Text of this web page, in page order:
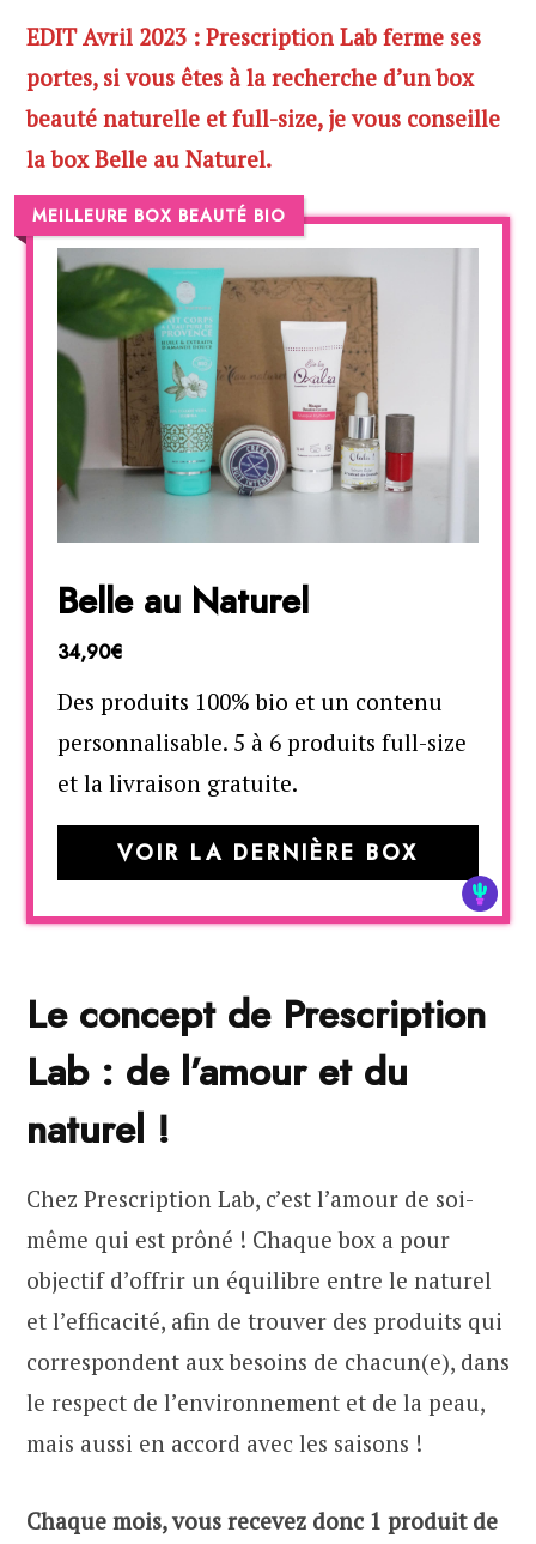
EDIT Avril 2023 : Prescription Lab ferme ses
portes, si vous êtes à la recherche d’un box
beauté naturelle et full-size, je vous conseille
la box Belle au Naturel.
MEILLEURE BOX BEAUTÉ BIO
Belle au Naturel
34,90€
Des produits 100% bio et un contenu
personnalisable. 5 à 6 produits full-size
et la livraison gratuite.
VOIR LA DERNIÈRE BOX
Le concept de Prescription
Lab : de l’amour et du
naturel !
Chez Prescription Lab, c’est l’amour de soi-
même qui est prôné ! Chaque box a pour
objectif d’offrir un équilibre entre le naturel
et l’efficacité, afin de trouver des produits qui
correspondent aux besoins de chacun(e), dans
le respect de l’environnement et de la peau,
mais aussi en accord avec les saisons !
Chaque mois, vous recevez donc 1 produit de